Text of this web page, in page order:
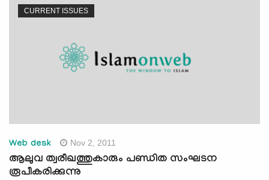
CURRENT ISSUES
Web desk Nov 2, 2011
ആലുവ ത്വരീഖത്തുകാരും പണ്ഡിത സംഘടന
രൂപീകരിക്കുന്നു